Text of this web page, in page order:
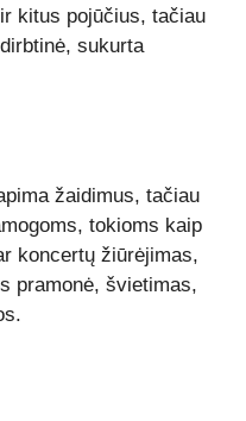
kitus pojūčius, tačiau
sukurta
žaidimus, tačiau
tokioms kaip
koncertų žiūrėjimas,
pramonė, švietimas,